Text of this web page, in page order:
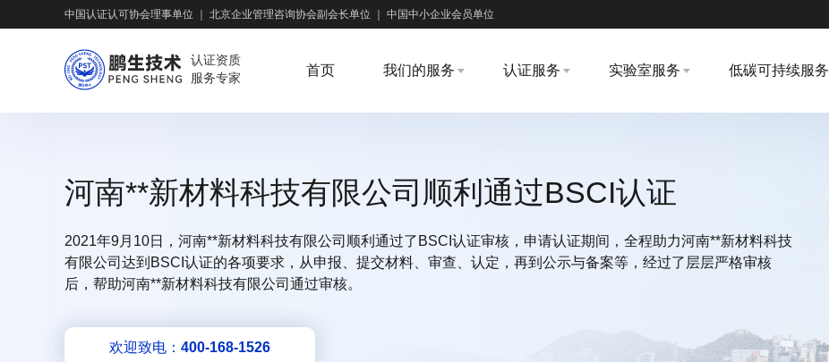
中国认证认可协会理事单位 北京企业管理咨询协会副会长单位 中国中小企业会员单位
认证资质
服务专家
首页 我们的服务 认证服务 实验室服务 低碳可持续服务
河南**新材料科技有限公司顺利通过BSCI认证
2021年9月10日，河南**新材料科技有限公司顺利通过了BSCI认证审核，申请认证期间，全程助力河南**新材料科技
有限公司达到BSCI认证的各项要求，从申报、提交材料、审查、认定，再到公示与备案等，经过了层层严格审核
后，帮助河南**新材料科技有限公司通过审核。
欢迎致电： 400-168-1526